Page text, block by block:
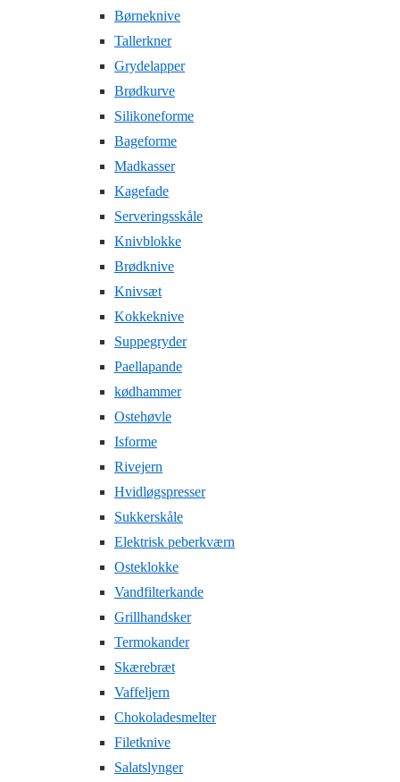
Børneknive
Tallerkner
Grydelapper
Brødkurve
Silikoneforme
Bageforme
Madkasser
Kagefade
Serveringsskåle
Knivblokke
Brødknive
Knivsæt
Kokkeknive
Suppegryder
Paellapande
kødhammer
Ostehøvle
Isforme
Rivejern
Hvidløgspresser
Sukkerskåle
Elektrisk peberkværn
Osteklokke
Vandfilterkande
Grillhandsker
Termokander
Skærebræt
Vaffeljern
Chokoladesmelter
Filetknive
Salatslynger